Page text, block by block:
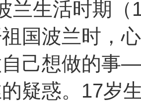
兰生活时期
国波兰时，
己想做的事
疑惑。17岁